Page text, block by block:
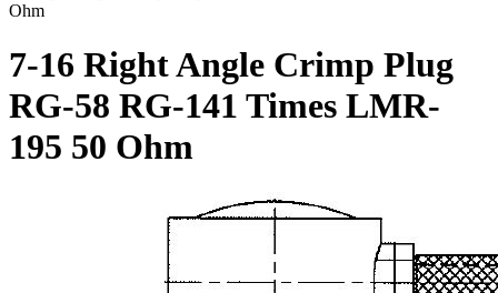
Ohm
7-16 Right Angle Crimp Plug
RG-58 RG-141 Times LMR-
195 50 Ohm